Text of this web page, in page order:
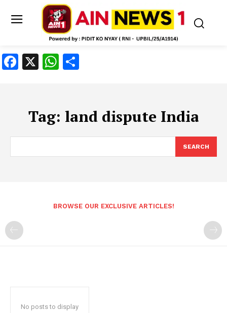
Facebook
X WhatsApp
Tag: land dispute India
SEARCH
BROWSE OUR EXCLUSIVE ARTICLES!
No posts to display